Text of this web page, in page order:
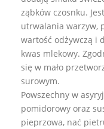
ząbków czosnku.
utrwalania warzyw,
wartość odżywczą i
kwas mlekowy.
się w mało
surowym.
Powszechny w
pomidorowy oraz
pieprzowa, nać